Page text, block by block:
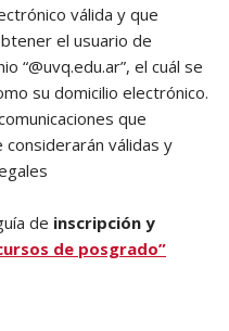
válida y que
el usuario de
“@uvq.edu.ar”, el cuál se
su domicilio electrónico.
que
válidas y
de inscripción y
de posgrado”